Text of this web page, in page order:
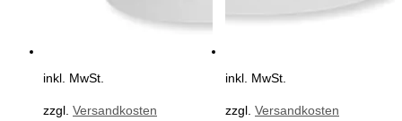
inkl. MwSt.
zzgl. Versandkosten
inkl. MwSt.
zzgl. Versandkosten